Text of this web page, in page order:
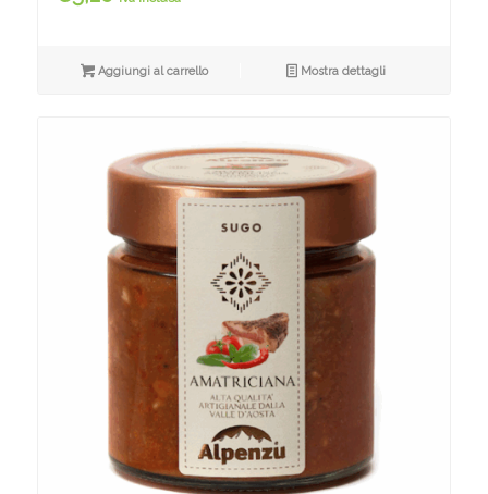
Aggiungi al carrello Mostra dettagli